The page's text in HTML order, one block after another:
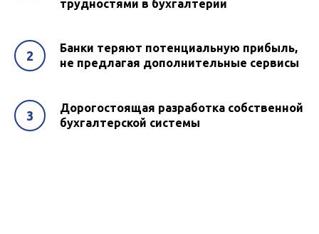
трудностями в бухгалтерии
Банки теряют потенциальную прибыль,
не предлагая дополнительные сервисы
Дорогостоящая разработка собственной
бухгалтерской системы